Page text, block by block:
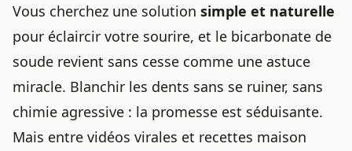
Vous cherchez une solution simple et naturelle
pour éclaircir votre sourire, et le bicarbonate de
soude revient sans cesse comme une astuce
miracle. Blanchir les dents sans se ruiner, sans
chimie agressive : la promesse est séduisante.
Mais entre vidéos virales et recettes maison